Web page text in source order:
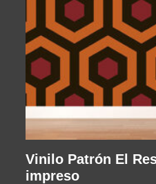
Vinilo Patrón El
impreso